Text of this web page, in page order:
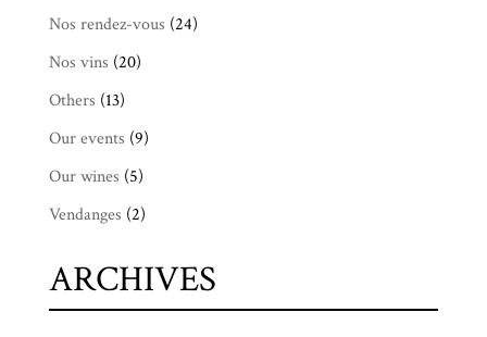
Nos rendez-vous (24)
Nos vins (20)
Others (13)
Our events (9)
Our wines (5)
Vendanges (2)
ARCHIVES